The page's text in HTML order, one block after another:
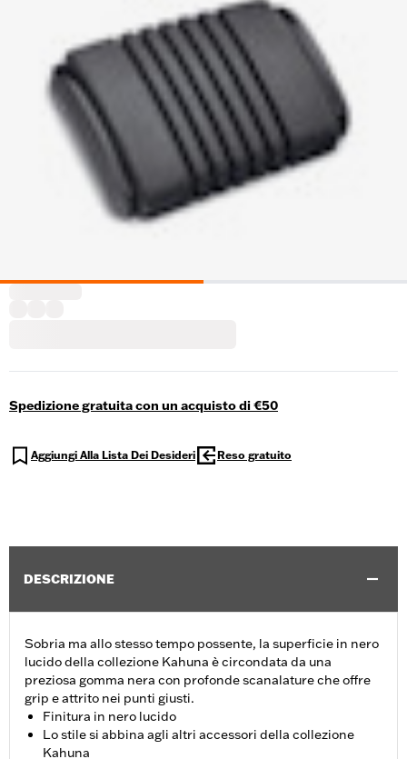
Spedizione gratuita con un acquisto di €50
Aggiungi Alla Lista Dei Desideri Reso gratuito
DESCRIZIONE
Sobria ma allo stesso tempo possente, la superficie in nero
lucido della collezione Kahuna è circondata da una
preziosa gomma nera con profonde scanalature che offre
grip e attrito nei punti giusti.
Finitura in nero lucido
Lo stile si abbina agli altri accessori della collezione
Kahuna